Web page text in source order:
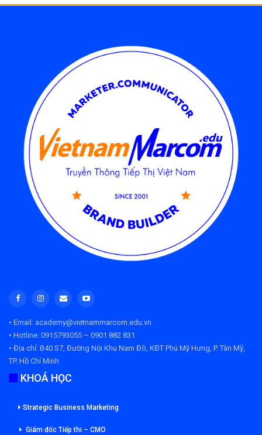
• Email: academy@vietnammarcom.edu.vn
• Hotline: 0915793055 – 0901 882 831
• Địa chỉ: B40 S7, Đường Nội Khu Nam Đô, KĐT Phú Mỹ Hưng, P. Tân Mỹ,
TP. Hồ Chí Minh
KHOÁ HỌC
Strategic Business Marketing
Giám đốc Tiếp thi – CMO